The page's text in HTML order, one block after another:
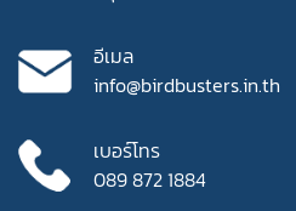
อีเมล
info@birdbusters.in.th
เบอร์โทร
089 872 1884